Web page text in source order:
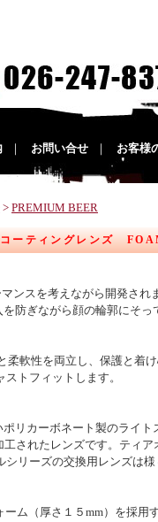
お問い合せ お客様
> PREMIUM BEER
ーティングレンズ
ンスを考えながら開発され
防ぎながら顔の輪郭にそっ
柔軟性を両立し、保護と着
トフィットします。
リカーボネート製のライト
されたレンズです。ティ
リーズの交換用レンズは様
ム（厚さ１５mm）を採